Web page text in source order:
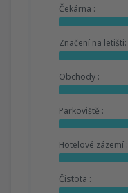
Čekárna :
Značení na letišti:
Obchody :
Parkoviště :
Hotelové zázemí :
Čistota :